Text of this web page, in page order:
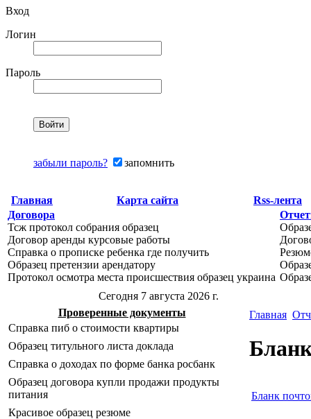
Вход
Логин
Пароль
забыли пароль? запомнить
Главная Карта сайта
Rss-лента
Договора
Тсж протокол собрания образец
Договор аренды курсовые работы
Справка о прописке ребенка где получить
Образец претензии арендатору
Протокол осмотра места происшествия образец украина
Сегодня 7 августа 2026 г.
Проверенные документы
Справка пиб о стоимости квартиры
Образец титульного листа доклада
Справка о доходах по форме банка росбанк
Образец договора купли продажи продукты
питания
Красивое образец резюме
Главная
Бланк